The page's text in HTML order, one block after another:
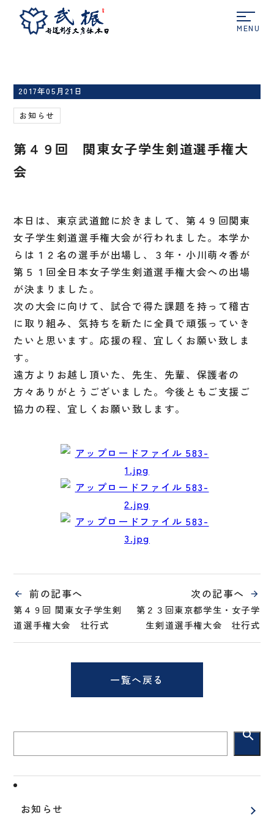
ホーム お知らせ
手権大会
2017年05月21日
お知らせ
第４９回 関東女子学生剣道選手権大
会
本日は、東京武道館に於きまして、第４９回関東
女子学生剣道選手権大会が行われました。本学か
らは１２名の選手が出場し、３年・小川萌々香が
第５１回全日本女子学生剣道選手権大会への出場
が決まりました。
次の大会に向けて、試合で得た課題を持って稽古
に取り組み、気持ちを新たに全員で頑張っていき
たいと思います。応援の程、宜しくお願い致しま
す。
遠方よりお越し頂いた、先生、先輩、保護者の
方々ありがとうございました。今後ともご支援ご
協力の程、宜しくお願い致します。
前の記事へ
第４９回 関東女子学生剣
道選手権大会 壮行式
次の記事へ
第２３回東京都学生・女子学
生剣道選手権大会 壮行式
一覧へ戻る
search
お知らせ